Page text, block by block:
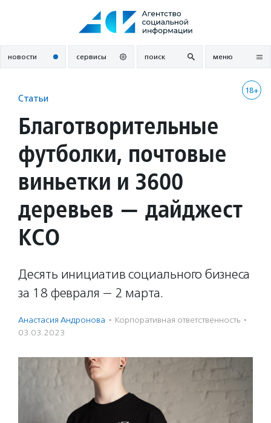
новости сервисы поиск меню
18+
Статьи
Благотворительные
футболки, почтовые
виньетки и 3600
деревьев — дайджест
КСО
Десять инициатив социального бизнеса
за 18 февраля — 2 марта.
Анастасия Андронова · Корпоративная ответственность ·
03.03.2023